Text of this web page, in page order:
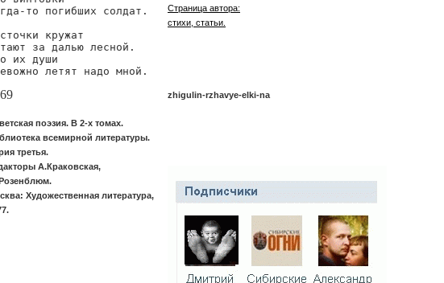
то погибших солдат.
кружат
за далью лесной.
их души
летят надо мной.
поэзия. В 2-х томах.
всемирной литературы.
третья.
А.Краковская,
Художественная литература,
Страница автора:
стихи, статьи.
zhigulin-rzhavye-elki-na